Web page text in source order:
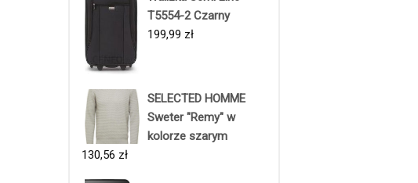
T5554-2 Czarny
199,99 zł
SELECTED HOMME
Sweter "Remy" w
kolorze szarym
130,56 zł